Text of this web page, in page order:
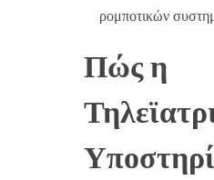
ρομποτικών
Πώς η